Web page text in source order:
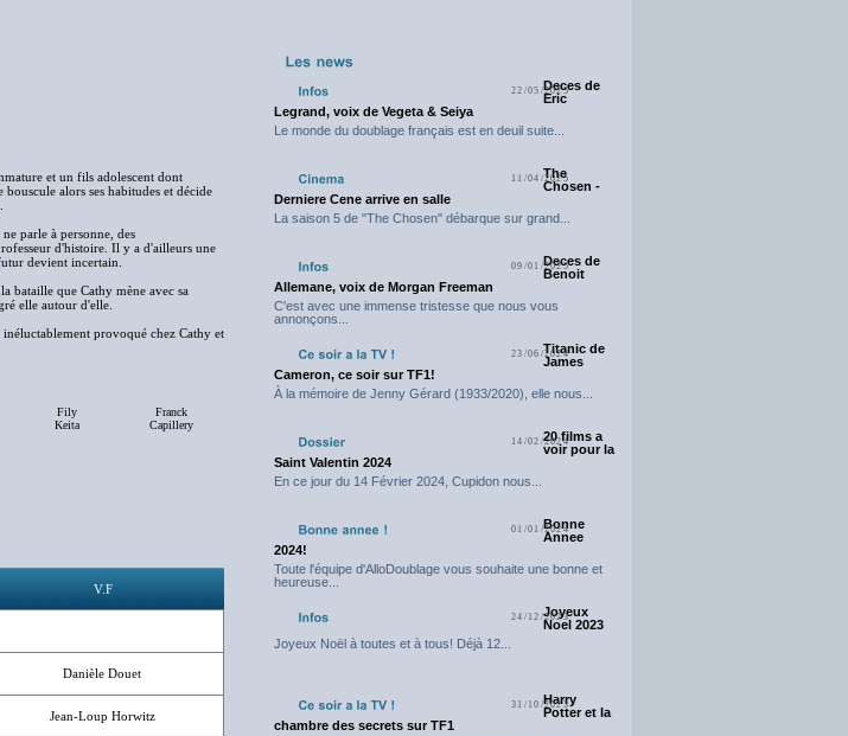
et un fils adolescent dont
alors ses habitudes et décide
parle à personne, des
d'histoire. Il y a d'ailleurs une
devient incertain.
bataille que Cathy mène avec sa
elle autour d'elle.
provoqué chez Cathy et
Fily
Keita
Franck
Capillery
V.F
Danièle Douet
Jean-Loup Horwitz
22/05/2025Deces de
Eric
Legrand, voix de Vegeta & Seiya
Le monde du doublage français est en deuil suite...
11/04/2025
The
Chosen -
Derniere Cene arrive en salle
La saison 5 de "The Chosen" débarque sur grand...
09/01/2025Deces de
Benoit
Allemane, voix de Morgan Freeman
C'est avec une immense tristesse que nous vous
annonçons...
23/06/2024Titanic de
James
Cameron, ce soir sur TF1!
À la mémoire de Jenny Gérard (1933/2020), elle nous...
14/02/202420 films a
voir pour la
Saint Valentin 2024
En ce jour du 14 Février 2024, Cupidon nous...
01/01/2024
Bonne
Annee
2024!
Toute l'équipe d'AlloDoublage vous souhaite une bonne et
heureuse...
24/12/2023
Joyeux
Noel 2023
Joyeux Noël à toutes et à tous! Déjà 12...
31/10/2023
Harry
Potter et la
chambre des secrets sur TF1